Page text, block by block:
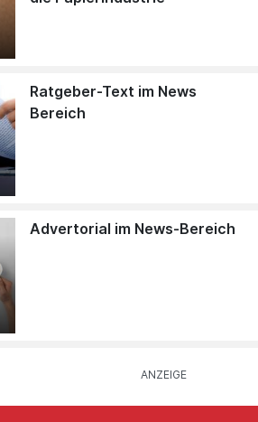
Ratgeber-Text im News
Bereich
Advertorial im News-Bereich